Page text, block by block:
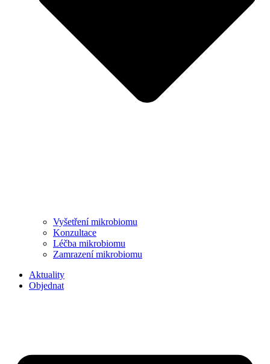
Vyšetření mikrobiomu
Konzultace
Léčba mikrobiomu
Zamrazení mikrobiomu
Aktuality
Objednat